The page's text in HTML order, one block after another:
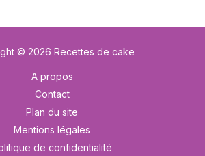
© 2026 Recettes de cake
A propos
Contact
Plan du site
Mentions légales
de confidentialité